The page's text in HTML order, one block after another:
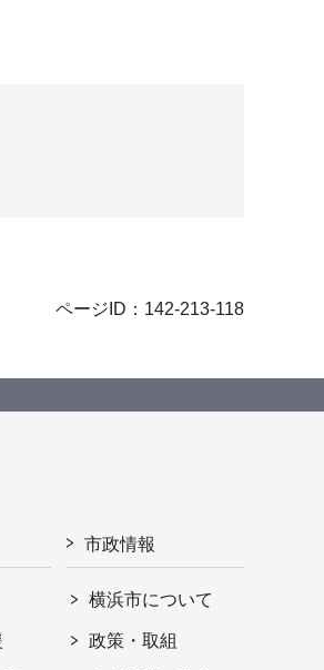
ページID：142-213-118
市政情報
横浜市について
政策・取組